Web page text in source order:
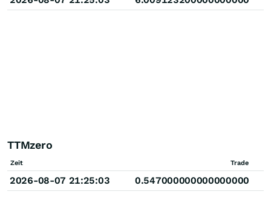
TTMzero
Zeit Trade
2026-08-07 21:25:03 0.547000000000000000